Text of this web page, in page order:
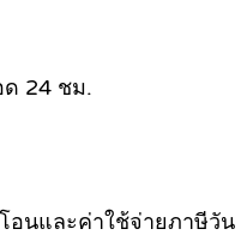
24 ชม.
อนและค่าใช้จ่ายภาษีวัน